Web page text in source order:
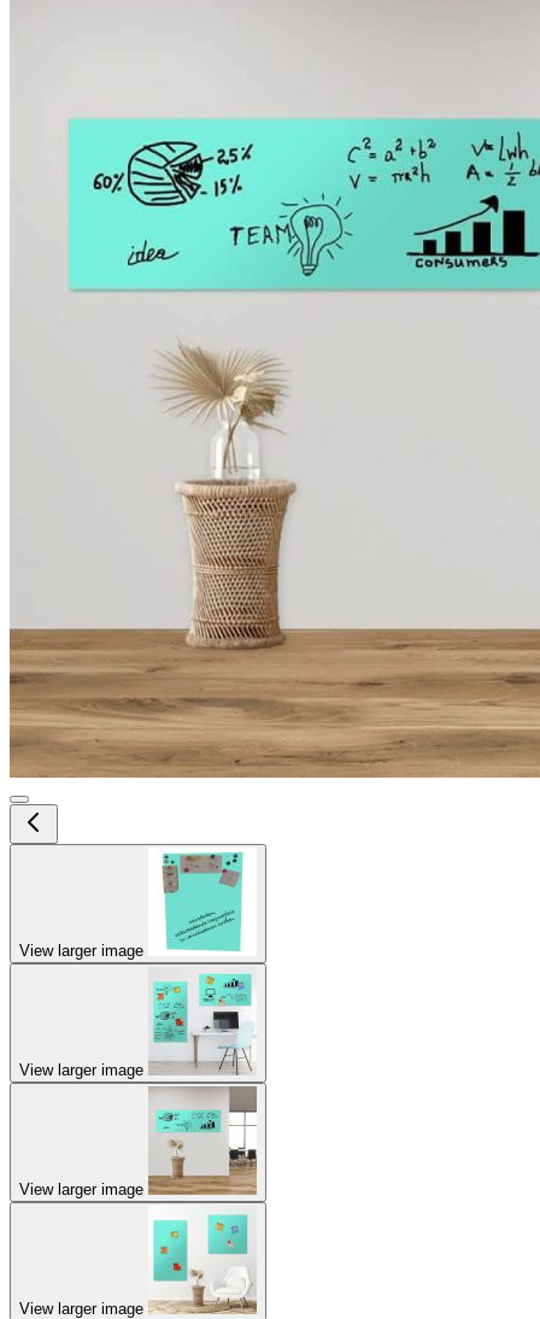
View larger image
View larger image
View larger image
View larger image